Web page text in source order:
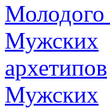
Мужских
архетипов
Мужских